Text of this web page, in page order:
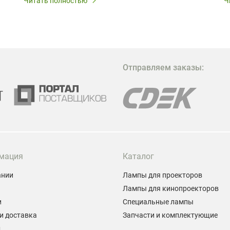
Отправляем заказы:
доставка
Каталог
Лампы для проекторов
Лампы для кинопроекторов
Специальные лампы
Запчасти и комплектующие